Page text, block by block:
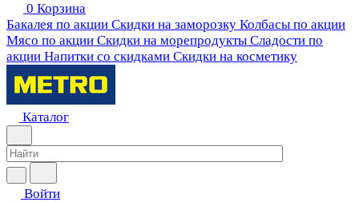
0 Корзина
Бакалея по акции Скидки на заморозку Колбасы по акции
Мясо по акции Скидки на морепродукты Сладости по
акции Напитки со скидками Скидки на косметику
Каталог
Войти